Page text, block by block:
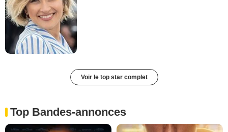
Voir le top star complet
Top Bandes-annonces